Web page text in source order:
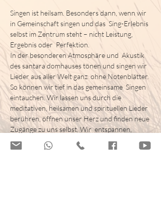
Singen ist heilsam. Besonders dann, wenn wir
in Gemeinschaft singen und das  Sing-Erlebnis
selbst im Zentrum steht – nicht Leistung,
Ergebnis oder  Perfektion.
In der besonderen Atmosphäre und  Akustik
des santara domhauses tönen und singen wir
Lieder aus aller Welt ganz  ohne Notenblätter.
So können wir tief in das gemeinsame  Singen
eintauchen. Wir lassen uns durch die
meditativen, heilsamen und spirituellen Lieder
berühren, öffnen unser Herz und finden neue
Zugänge zu uns selbst. Wir  entspannen,
tanken Kraft und Lebensfreude.
​Das gemeinsame Klingen und die